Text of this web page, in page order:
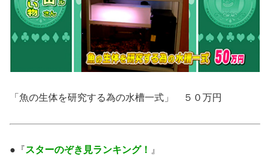
「魚の生体を研究する為の水槽一式」 ５０万円
●『スターのぞき見ランキング！ 』